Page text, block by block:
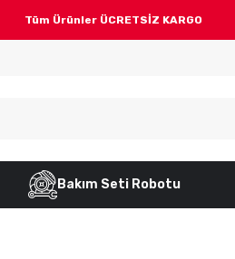
Tüm Ürünler ÜCRETSİZ KARGO
Bakım Seti Robotu